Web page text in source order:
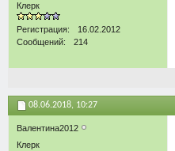
Клерк
Регистрация
16.02.2012
Сообщений
214
08.06.2018, 10:27
Валентина2012
Клерк